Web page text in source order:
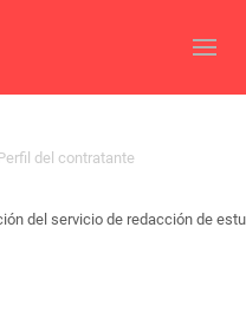
del contratante
del servicio de redacción de